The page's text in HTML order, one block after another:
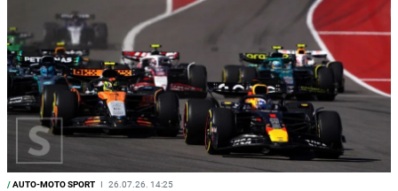
/AUTO-MOTO SPORT I 26.07.26. 14:25